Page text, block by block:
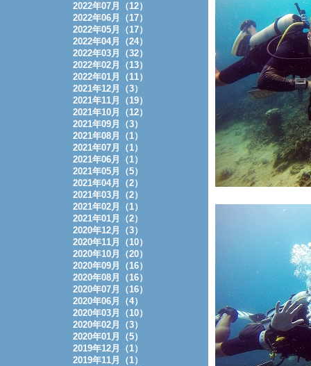
2022年07月（12）
2022年06月（17）
2022年05月（17）
2022年04月（24）
2022年03月（32）
2022年02月（13）
2022年01月（11）
2021年12月（3）
2021年11月（19）
2021年10月（12）
2021年09月（3）
2021年08月（1）
2021年07月（1）
2021年06月（1）
2021年05月（5）
2021年04月（2）
2021年03月（2）
2021年02月（1）
2021年01月（2）
2020年12月（3）
2020年11月（10）
2020年10月（20）
2020年09月（16）
2020年08月（16）
2020年07月（16）
2020年06月（4）
2020年03月（10）
2020年02月（3）
2020年01月（5）
2019年12月（1）
2019年11月（1）